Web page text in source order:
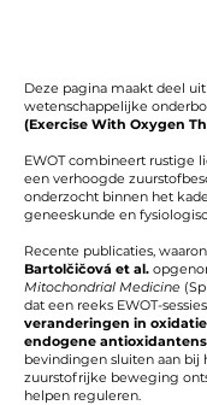
Deze pagina maakt deel
wetenschappelijke
(Exercise With Oxygen
EWOT combineert rustige
een verhoogde
onderzocht binnen het
geneeskunde en
Recente publicaties,
Bartolčičová et al.
Mitochondrial Medicine
dat een reeks EWOT-
veranderingen in
endogene
bevindingen sluiten aan bij
zuurstofrijke beweging
helpen reguleren.